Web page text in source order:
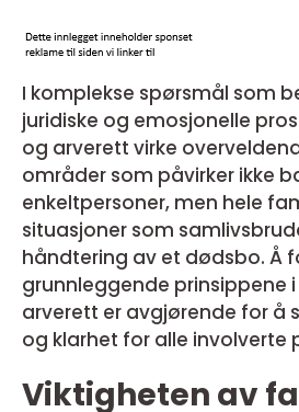
I komplekse spørsmål som
juridiske og emosjonelle
og arverett virke
områder som påvirker ikke
enkeltpersoner, men hele
situasjoner som
håndtering av et dødsbo. Å
grunnleggende prinsippene
arverett er avgjørende for å
og klarhet for alle involverte
Viktigheten av